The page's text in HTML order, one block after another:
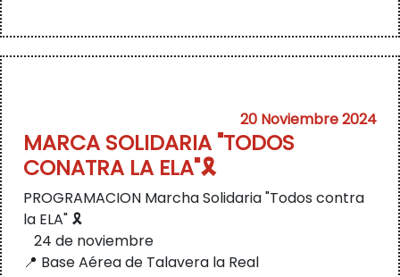
20 Noviembre 2024
MARCA SOLIDARIA "TODOS
CONATRA LA ELA"🎗️
PROGRAMACION Marcha Solidaria "Todos contra
la ELA" 🎗️
24 de noviembre
📍 Base Aérea de Talavera la Real